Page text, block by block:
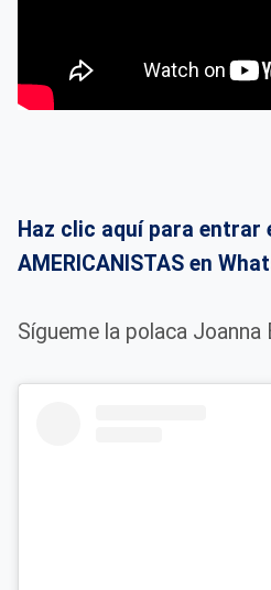
Haz clic aquí para entrar
AMERICANISTAS en
Sígueme la polaca